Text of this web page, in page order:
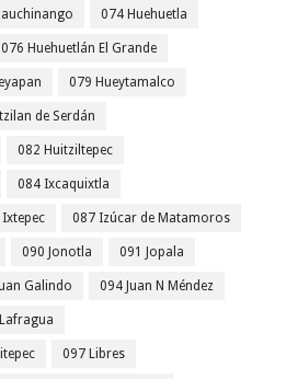
074 Huehuetla
076 Huehuetlán El Grande
079 Hueytamalco
de Serdán
082 Huitziltepec
084 Ixcaquixtla
087 Izúcar de Matamoros
090 Jonotla 091 Jopala
Galindo 094 Juan N Méndez
097 Libres